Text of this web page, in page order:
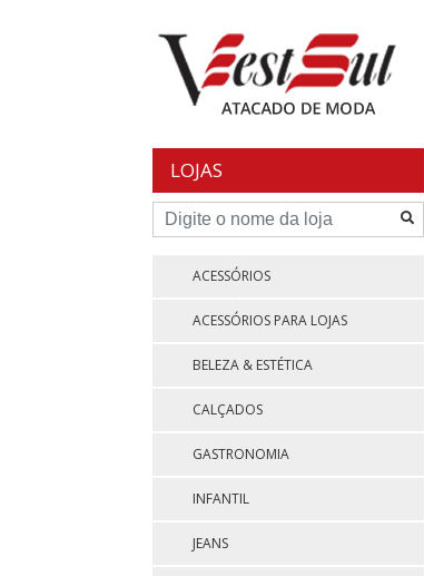
LOJAS
ACESSÓRIOS
ACESSÓRIOS PARA LOJAS
BELEZA & ESTÉTICA
CALÇADOS
GASTRONOMIA
INFANTIL
JEANS